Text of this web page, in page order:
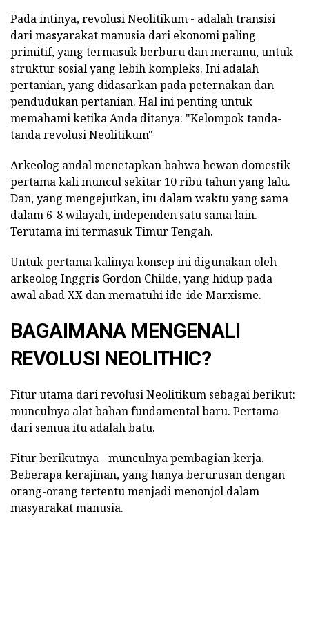
Pada intinya, revolusi Neolitikum - adalah transisi
dari masyarakat manusia dari ekonomi paling
primitif, yang termasuk berburu dan meramu, untuk
struktur sosial yang lebih kompleks. Ini adalah
pertanian, yang didasarkan pada peternakan dan
pendudukan pertanian. Hal ini penting untuk
memahami ketika Anda ditanya: "Kelompok tanda-
tanda revolusi Neolitikum"
Arkeolog andal menetapkan bahwa hewan domestik
pertama kali muncul sekitar 10 ribu tahun yang lalu.
Dan, yang mengejutkan, itu dalam waktu yang sama
dalam 6-8 wilayah, independen satu sama lain.
Terutama ini termasuk Timur Tengah.
Untuk pertama kalinya konsep ini digunakan oleh
arkeolog Inggris Gordon Childe, yang hidup pada
awal abad XX dan mematuhi ide-ide Marxisme.
BAGAIMANA MENGENALI
REVOLUSI NEOLITHIC?
Fitur utama dari revolusi Neolitikum sebagai berikut:
munculnya alat bahan fundamental baru. Pertama
dari semua itu adalah batu.
Fitur berikutnya - munculnya pembagian kerja.
Beberapa kerajinan, yang hanya berurusan dengan
orang-orang tertentu menjadi menonjol dalam
masyarakat manusia.